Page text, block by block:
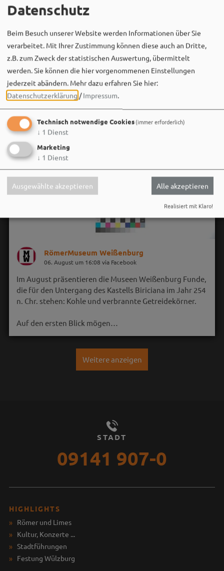
06. August um 16:08 via Facebook
Die alte Weide am Seeweiher muss aus Gründen der
Verkehrssicherheit leider gefällt werden.
Bei der aktuellen Baumkontrolle wurden massive…
RömerMuseum Weißenburg
06. August um 16:08 via Facebook
Im August präsentieren die Museen Weißenburg Funde,
die für den Untergang des Kastells Biriciana im Jahr 254
n. Chr. stehen: Kohle und verbrannte Getreidekörner.
Auf den ersten Blick mögen…
Weitere anzeigen
STADT
09141 907-0
HIGHLIGHTS
Römer und Limes
Kultur, Konzerte ...
Stadtführungen
Festung Wülzburg
Datenschutz
Beim Besuch unserer Website werden Informationen über Sie
verarbeitet. Mit Ihrer Zustimmung können diese auch an Dritte,
z.B. zum Zweck der statistischen Auswertung, übermittelt
werden. Sie können die hier vorgenommenen Einstellungen
jederzeit abändern. Mehr dazu erfahren Sie hier:
Datenschutzerklärung /Impressum.
Technisch notwendige Cookies(immer erforderlich)
↓ 1 Dienst
Marketing
↓ 1 Dienst
Ausgewählte akzeptieren Alle akzeptieren
Realisiert mit Klaro!